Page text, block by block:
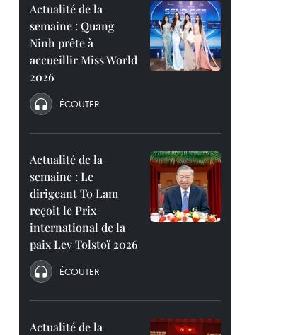
Actualité de la
semaine : Quang
Ninh prête à
accueillir Miss World
2026
ÉCOUTER
Actualité de la
semaine : Le
dirigeant To Lam
reçoit le Prix
international de la
paix Lev Tolstoï 2026
ÉCOUTER
Actualité de la